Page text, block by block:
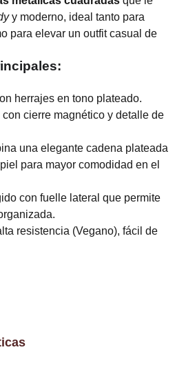
y moderno, ideal tanto para
para elevar un outfit casual de
herrajes en tono plateado.
cierre magnético y detalle de
una elegante cadena plateada
para mayor comodidad en el
con fuelle lateral que permite
resistencia (Vegano), fácil de